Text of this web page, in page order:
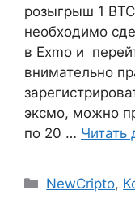
розыгрыш 1
необходимо
в Exmo и
внимательно
эксмо, можно
по 20 … Читать
Рубрики
NewCripto,